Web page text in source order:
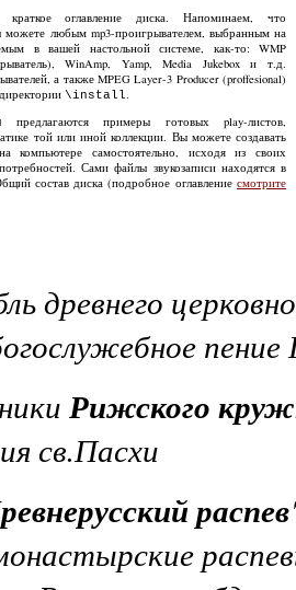
оглавление диска. Напоминаем, что
можете любым mp3-проигрывателем, выбранным на
в вашей настольной системе, как-то: WMP
WinAmp, Yamp, Media Jukebox и т.д.
а также MPEG Layer-3 Producer (proffesional)
\install.
предлагаются примеры готовых play-листов,
той или иной коллекции. Вы можете создавать
компьютере самостоятельно, исходя из своих
Сами файлы звукозаписи находятся в
состав диска (подробное оглавлениесмотрите
древнего
Рижского
св.Пасхи
распев